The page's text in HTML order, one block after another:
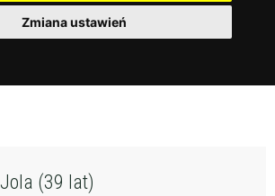
Zmiana ustawień
Jola (39 lat)